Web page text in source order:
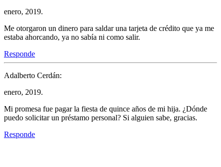
enero, 2019.
Me otorgaron un dinero para saldar una tarjeta de crédito que ya me
estaba ahorcando, ya no sabía ni como salir.
Responde
Adalberto Cerdán:
enero, 2019.
Mi promesa fue pagar la fiesta de quince años de mi hija. ¿Dónde
puedo solicitar un préstamo personal? Si alguien sabe, gracias.
Responde